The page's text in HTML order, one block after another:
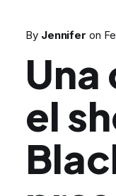
By Jennifer on
el